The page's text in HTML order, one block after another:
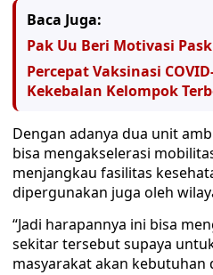
Baca Juga:
Pak Uu Beri Motivasi
Percepat Vaksinasi
Kekebalan Kelompok
Dengan adanya dua unit
bisa mengakselerasi
menjangkau fasilitas
dipergunakan juga oleh
“Jadi harapannya ini bisa
sekitar tersebut supaya
masyarakat akan kebutuhan